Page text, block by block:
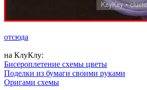
отсюда
на КлуКлу:
Бисероплетение схемы цветы
Поделки из бумаги своими руками
Оригами схемы